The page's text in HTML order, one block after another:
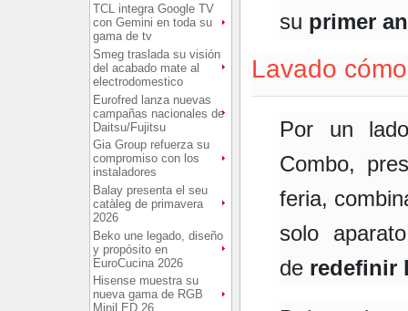
TCL integra Google TV
con Gemini en toda su
gama de tv
Smeg traslada su visión
del acabado mate al
electrodomestico
Eurofred lanza nuevas
campañas nacionales de
Daitsu/Fujitsu
Gia Group refuerza su
compromiso con los
instaladores
Balay presenta el seu
catàleg de primavera
2026
Beko une legado, diseño
y propósito en
EuroCucina 2026
Hisense muestra su
nueva gama de RGB
MiniLED 26
su primer
Lavado
Por un
Combo,
feria,
solo
de redefinir